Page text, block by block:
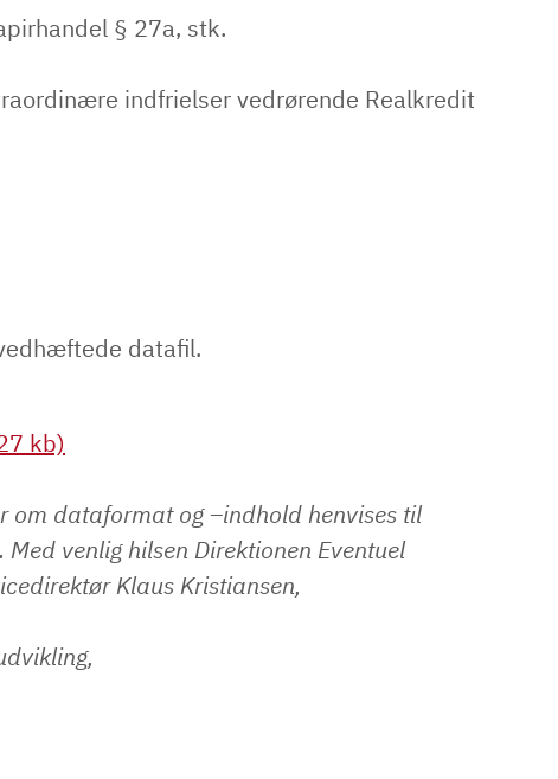
§ 27a, stk.
indfrielser vedrørende Realkredit
datafil.
kb)
om dataformat og –indhold henvises til
Med venlig hilsen Direktionen Eventuel
Klaus Kristiansen,